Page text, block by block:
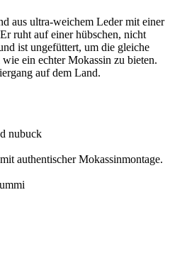
aus ultra-weichem Leder mit einer
ruht auf einer hübschen, nicht
ist ungefüttert, um die gleiche
ein echter Mokassin zu bieten.
auf dem Land.
nubuck
authentischer Mokassinmontage.